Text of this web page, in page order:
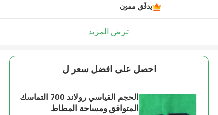
يدقّق ممون
عرض المزيد
احصل على افضل سعر ل
الحجم القياسي رولاند 700 التماسك
المتوافق ومساحة المطاط